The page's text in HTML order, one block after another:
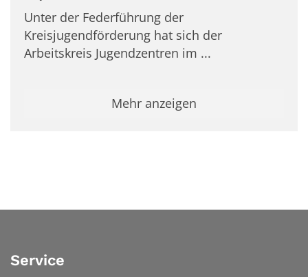
Unter der Federführung der
Kreisjugendförderung hat sich der
Arbeitskreis Jugendzentren im ...
Mehr anzeigen
Service